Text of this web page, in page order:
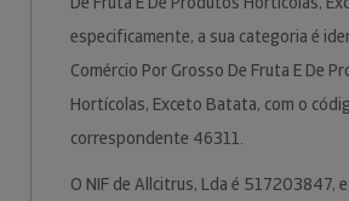
especificamente, a sua categoria é
Comércio Por Grosso De Fruta E De
Hortícolas, Exceto Batata, com o
correspondente 46311.
O NIF de Allcitrus, Lda é 517203847,